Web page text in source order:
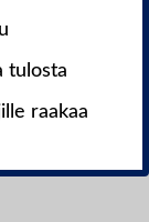
tulosta
raakaa